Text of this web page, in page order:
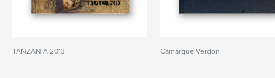
TANZANIA 2013 Camargue-Verdon